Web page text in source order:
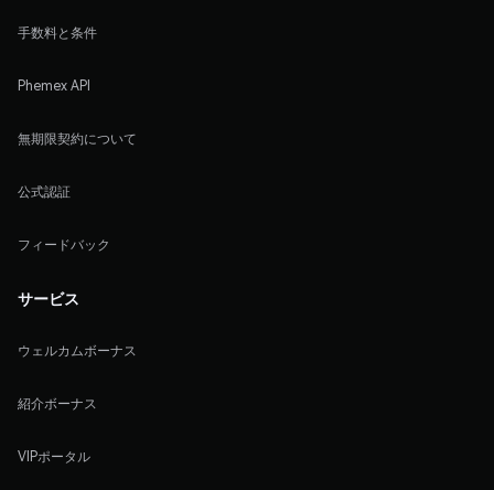
手数料と条件
Phemex API
無期限契約について
公式認証
フィードバック
サービス
ウェルカムボーナス
紹介ボーナス
VIPポータル